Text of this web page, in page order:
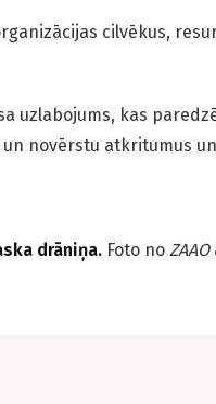
cilvēkus,
uzlabojums, kas
novērstu atkritumus
drāniņa. Foto no ZAAO